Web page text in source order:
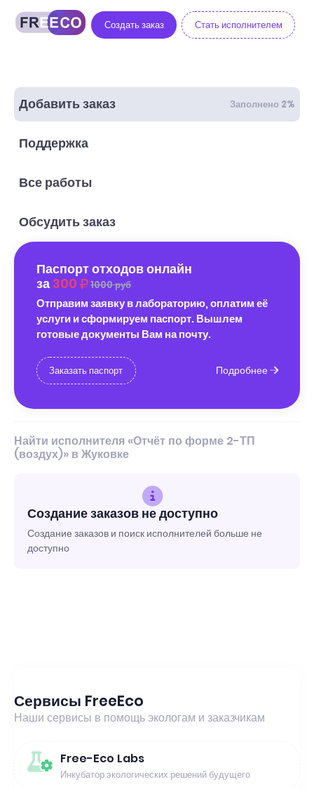
Создать заказ Стать исполнителем
Добавить заказ Заполнено 2%
Поддержка
Все работы
Обсудить заказ
Паспорт отходов онлайн
за 300 1000 руб
Отправим заявку в лабораторию, оплатим её
услуги и сформируем паспорт. Вышлем
готовые документы Вам на почту.
Заказать паспорт Подробнее
Найти исполнителя «Отчёт по форме 2-ТП
(воздух)» в Жуковке
Создание заказов не доступно
Создание заказов и поиск исполнителей больше не
доступно
Сервисы FreeEco
Наши сервисы в помощь экологам и заказчикам
Free-Eco Labs
Инкубатор экологических решений будущего